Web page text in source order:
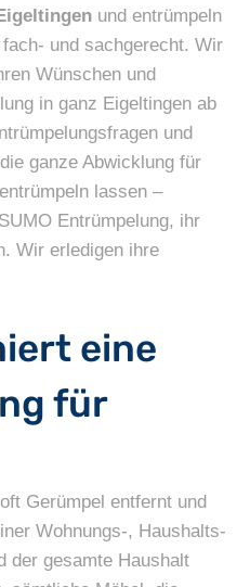
und entrümpeln
und sachgerecht. Wir
Wünschen und
in ganz Eigeltingen ab
und
ganze Abwicklung für
lassen –
Entrümpelung, ihr
Wir erledigen ihre
eine
für
Gerümpel entfernt und
Wohnungs-, Haushalts-
der gesamte Haushalt